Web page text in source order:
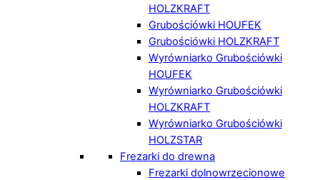
HOLZKRAFT
Grubościówki HOUFEK
Grubościówki HOLZKRAFT
Wyrówniarko Grubościówki
HOUFEK
Wyrówniarko Grubościówki
HOLZKRAFT
Wyrówniarko Grubościówki
HOLZSTAR
Frezarki do drewna
Frezarki dolnowrzecionowe